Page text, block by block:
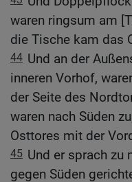
waren ringsum am
die Tische kam das
44 Und an der
inneren Vorhof,
der Seite des
waren nach Süden
Osttores mit der
45 Und er sprach zu
gegen Süden